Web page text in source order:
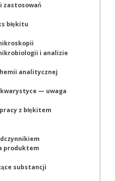
zastosowań
błękitu
i analizie
analitycznej
— uwaga
z błękitem
produktem
substancji